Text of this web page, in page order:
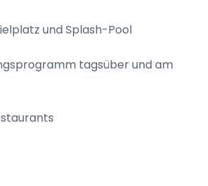
und Splash-Pool
tagsüber und am